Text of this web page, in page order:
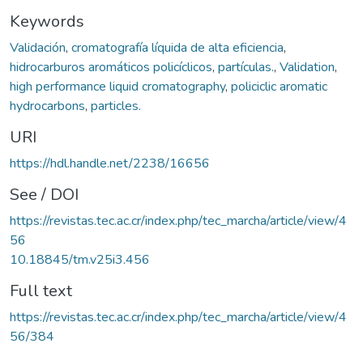
Keywords
Validación, cromatografía líquida de alta eficiencia,
hidrocarburos aromáticos policíclicos, partículas., Validation,
high performance liquid cromatography, policiclic aromatic
hydrocarbons, particles.
URI
https://hdl.handle.net/2238/16656
See / DOI
https://revistas.tec.ac.cr/index.php/tec_marcha/article/view/4
56
10.18845/tm.v25i3.456
Full text
https://revistas.tec.ac.cr/index.php/tec_marcha/article/view/4
56/384